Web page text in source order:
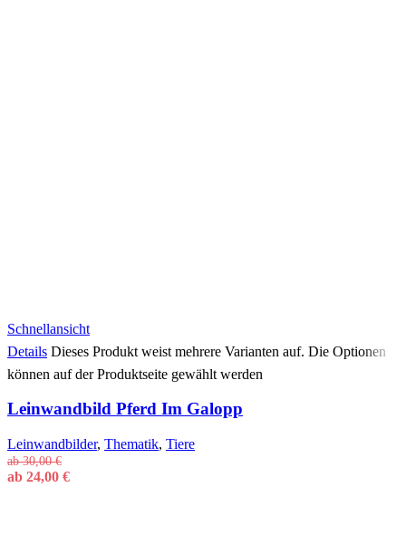
Schnellansicht
Details Dieses Produkt weist mehrere Varianten auf. Die Optionen
können auf der Produktseite gewählt werden
Leinwandbild Pferd Im Galopp
Leinwandbilder, Thematik, Tiere
ab30,00€
ab 24,00 €